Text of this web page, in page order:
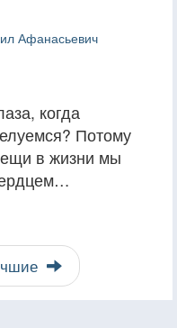
Афанасьевич
когда
Потому
в жизни мы